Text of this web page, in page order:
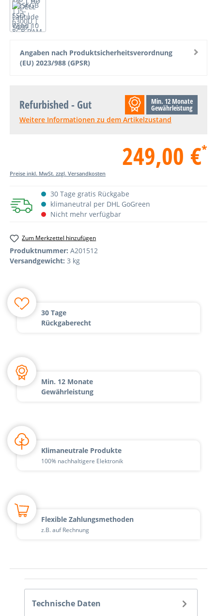
Angaben nach Produktsicherheitsverordnung
(EU) 2023/988 (GPSR)
Refurbished - Gut Min. 12 Monate
Gewährleistung
Weitere Informationen zu dem Artikelzustand
249,00 €*
Preise inkl. MwSt. zzgl. Versandkosten
30 Tage gratis Rückgabe
klimaneutral per DHL GoGreen
Nicht mehr verfügbar
Zum Merkzettel hinzufügen
Produktnummer: A201512
Versandgewicht: 3 kg
30 Tage
Rückgaberecht
Min. 12 Monate
Gewährleistung
Klimaneutrale Produkte
100% nachhaltigere Elektronik
Flexible Zahlungsmethoden
z.B. auf Rechnung
Technische Daten